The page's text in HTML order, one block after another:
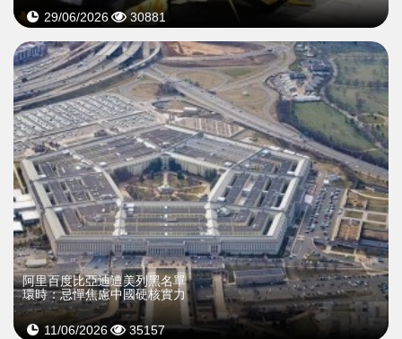
29/06/2026 30881
阿里百度比亞迪遭美列黑名單
環時：忌憚焦慮中國硬核實力
11/06/2026 35157